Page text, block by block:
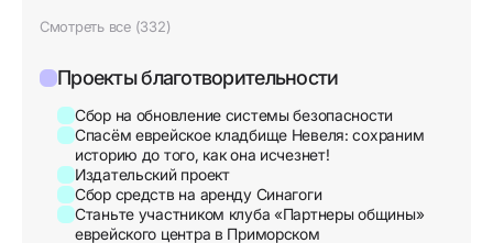
Смотреть все (332)
Проекты благотворительности
Сбор на обновление системы безопасности
Спасём еврейское кладбище Невеля: сохраним
историю до того, как она исчезнет!
Издательский проект
Сбор средств на аренду Синагоги
Станьте участником клуба «Партнеры общины»
еврейского центра в Приморском